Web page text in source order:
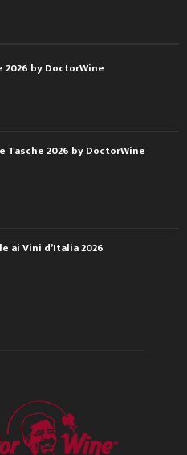
by DoctorWine
2026 by DoctorWine
ai Vini d’Italia 2026